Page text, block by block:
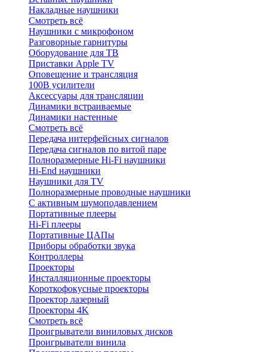
Накладные наушники
Смотреть всё
Наушники с микрофоном
Разговорные гарнитуры
Оборудование для ТВ
Приставки Apple TV
Оповещение и трансляция
100В усилители
Аксессуары для трансляции
Динамики встраиваемые
Динамики настенные
Смотреть всё
Передача интерфейсных сигналов
Передача сигналов по витой паре
Полноразмерные Hi-Fi наушники
Hi-End наушники
Наушники для TV
Полноразмерные проводные наушники
С активным шумоподавлением
Портативные плееры
Hi-Fi плееры
Портативные ЦАПы
Приборы обработки звука
Контроллеры
Проекторы
Инсталляционные проекторы
Короткофокусные проекторы
Проектор лазерный
Проекторы 4K
Смотреть всё
Проигрыватели виниловых дисков
Проигрыватели винила